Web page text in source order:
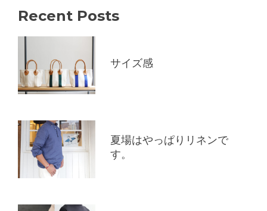
Recent Posts
サイズ感
夏場はやっぱりリネンで
す。